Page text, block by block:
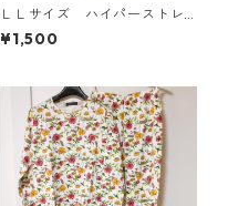
ＬＬサイズ ハイパーストレ
ッチ センタープレスパン
ツ ブラック KAE-4704
¥1,500